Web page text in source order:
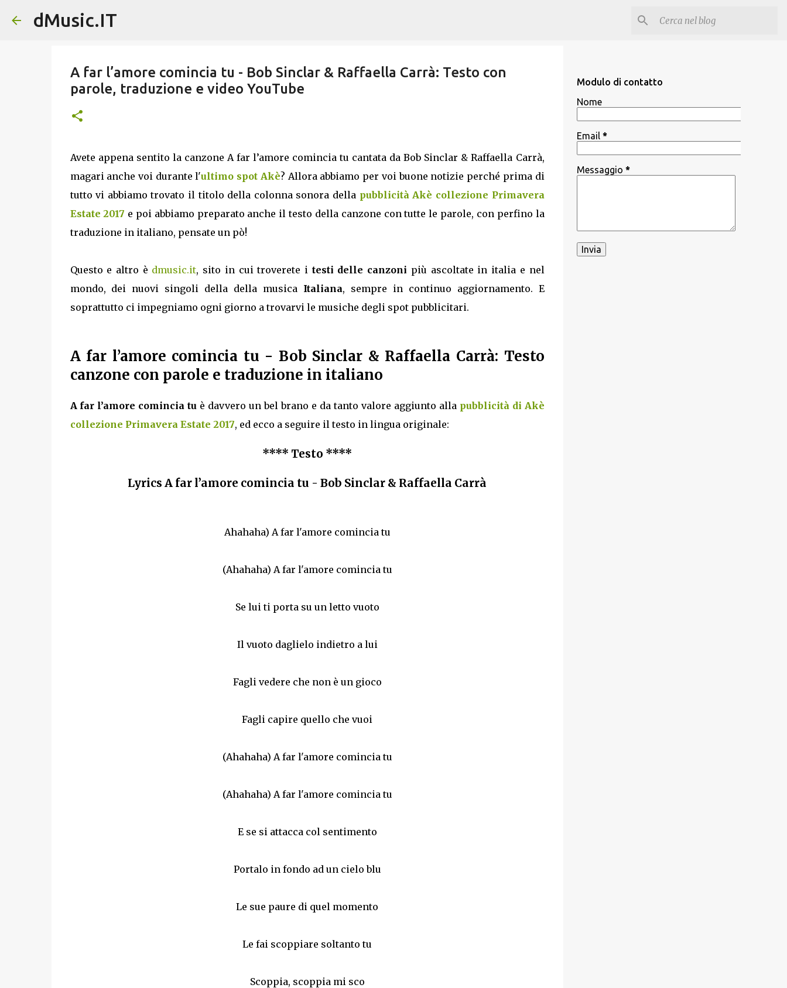
dMusic.IT
A far l’amore comincia tu - Bob Sinclar & Raffaella Carrà: Testo con
parole, traduzione e video YouTube
Avete appena sentito la canzone A far l’amore comincia tu cantata da Bob Sinclar & Raffaella Carrà,
magari anche voi durante l'ultimo spot Akè? Allora abbiamo per voi buone notizie perché prima di
tutto vi abbiamo trovato il titolo della colonna sonora della pubblicità Akè collezione Primavera
Estate 2017 e poi abbiamo preparato anche il testo della canzone con tutte le parole, con perfino la
traduzione in italiano, pensate un pò!
Questo e altro è dmusic.it, sito in cui troverete i testi delle canzoni più ascoltate in italia e nel
mondo, dei nuovi singoli della della musica Italiana, sempre in continuo aggiornamento. E
soprattutto ci impegniamo ogni giorno a trovarvi le musiche degli spot pubblicitari.
A far l’amore comincia tu - Bob Sinclar & Raffaella Carrà: Testo
canzone con parole e traduzione in italiano
A far l’amore comincia tu è davvero un bel brano e da tanto valore aggiunto alla pubblicità di Akè
collezione Primavera Estate 2017, ed ecco a seguire il testo in lingua originale:
**** Testo ****
Lyrics A far l’amore comincia tu - Bob Sinclar & Raffaella Carrà
Ahahaha) A far l'amore comincia tu
(Ahahaha) A far l'amore comincia tu
Se lui ti porta su un letto vuoto
Il vuoto daglielo indietro a lui
Fagli vedere che non è un gioco
Fagli capire quello che vuoi
(Ahahaha) A far l'amore comincia tu
(Ahahaha) A far l'amore comincia tu
E se si attacca col sentimento
Portalo in fondo ad un cielo blu
Le sue paure di quel momento
Le fai scoppiare soltanto tu
Scoppia, scoppia mi sco
Modulo di contatto
Nome
Email *
Messaggio *